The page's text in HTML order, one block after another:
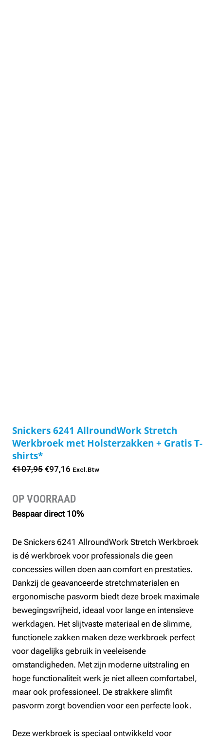
Snickers 6241 AllroundWork Stretch
Werkbroek met Holsterzakken + Gratis T-
shirts*
€107,95 Oorspronkelijke
was:
€107,95.
€97,16 Huidige
is:
€97,16.
Excl.Btw
OP VOORRAAD
Bespaar direct 10%
De Snickers 6241 AllroundWork Stretch Werkbroek
is dé werkbroek voor professionals die geen
concessies willen doen aan comfort en prestaties.
Dankzij de geavanceerde stretchmaterialen en
ergonomische pasvorm biedt deze broek maximale
bewegingsvrijheid, ideaal voor lange en intensieve
werkdagen. Het slijtvaste materiaal en de slimme,
functionele zakken maken deze werkbroek perfect
voor dagelijks gebruik in veeleisende
omstandigheden. Met zijn moderne uitstraling en
hoge functionaliteit werk je niet alleen comfortabel,
maar ook professioneel. De strakkere slimfit
pasvorm zorgt bovendien voor een perfecte look.
Deze werkbroek is speciaal ontwikkeld voor